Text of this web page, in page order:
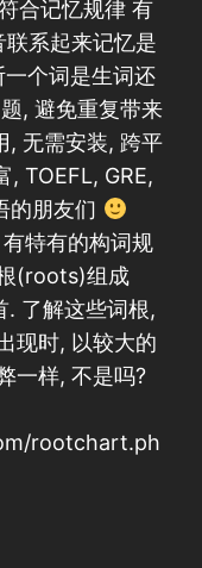
合记忆规律 有
系起来记忆是
个词是生词还
, 避免重复带来
, 无需安装, 跨平
, TOEFL, GRE,
的朋友们
特有的构词规
(roots)组成
了解这些词根,
现时, 以较大的
一样, 不是吗?
rootchart.ph